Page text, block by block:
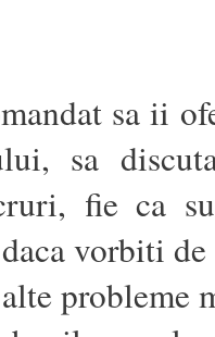
sa ii
sa
fie ca
vorbiti de
probleme